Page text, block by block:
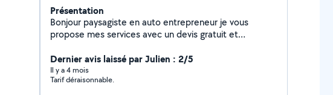
Présentation
Bonjour paysagiste en auto entrepreneur je vous
propose mes services avec un devis gratuit et
service Coursier toute distance pour tous
Dernier avis laissé par Julien : 2/5
Il y a 4 mois
Tarif déraisonnable.